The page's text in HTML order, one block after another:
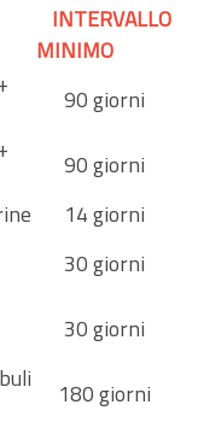
INTERVALLO
MINIMO
90 giorni
90 giorni
14 giorni
30 giorni
30 giorni
180 giorni